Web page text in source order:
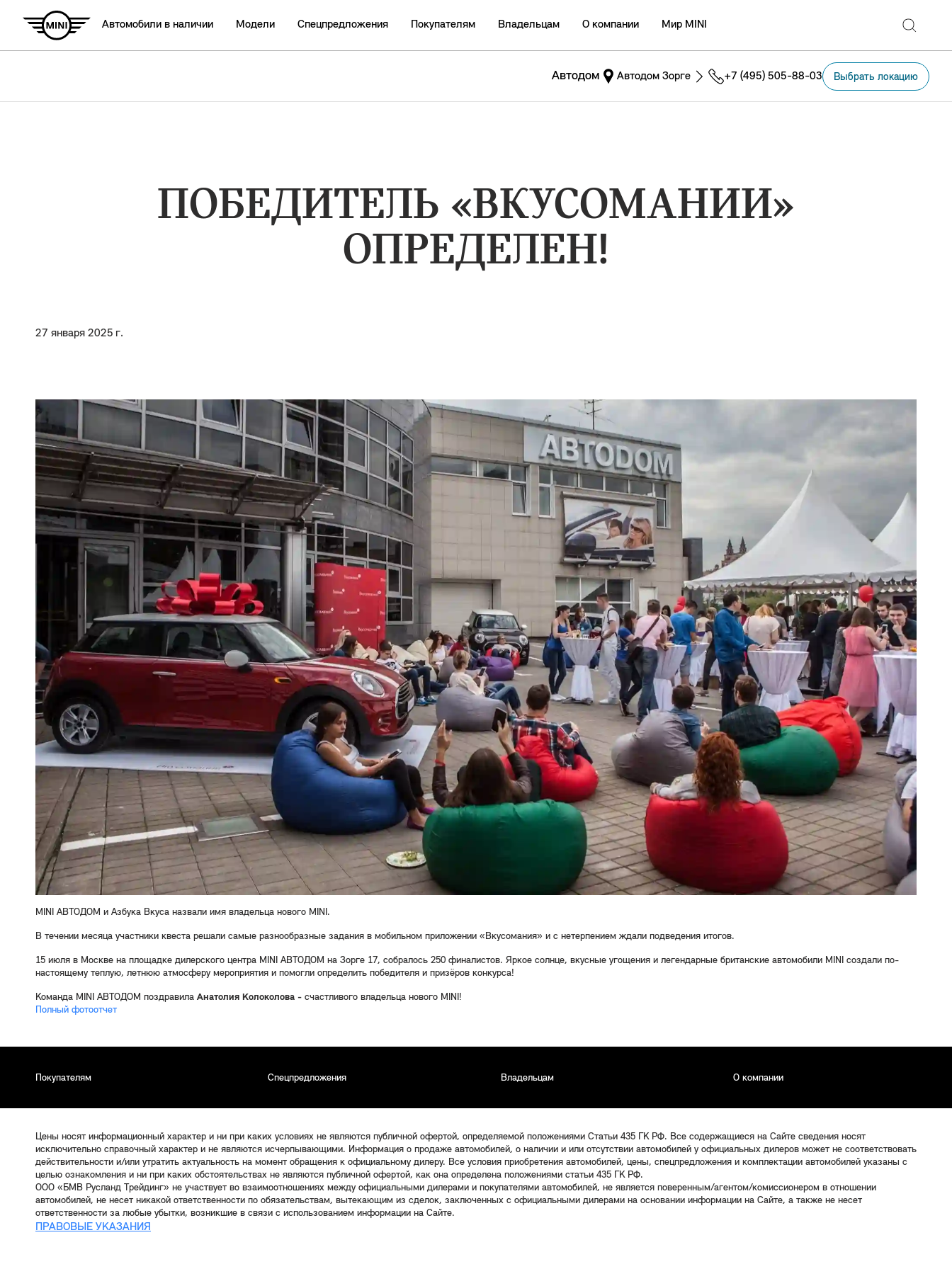
Автодом Выбрать локацию
Автодом Зорге +7 (495) 505-88-03
Автомобили в наличии Модели Спецпредложения Покупателям Владельцам О компании Мир MINI
ПОБЕДИТЕЛЬ «ВКУСОМАНИИ»
ОПРЕДЕЛЕН!
27 января 2025 г.
MINI АВТОДОМ и Азбука Вкуса назвали имя владельца нового MINI.
В течении месяца участники квеста решали самые разнообразные задания в мобильном приложении «Вкусомания» и с нетерпением ждали подведения итогов.
15 июля в Москве на площадке дилерского центра MINI АВТОДOM на Зорге 17, собралось 250 финалистов. Яркое солнце, вкусные угощения и легендарные британские автомобили MINI создали по-
настоящему теплую, летнюю атмосферу мероприятия и помогли определить победителя и призёров конкурса!
Команда MINI АВТОДОМ поздравила Анатолия Колоколова - счастливого владельца нового MINI!
Полный фотоотчет
Покупателям Спецпредложения Владельцам О компании
Цены носят информационный характер и ни при каких условиях не являются публичной офертой, определяемой положениями Статьи 435 ГК РФ. Все содержащиеся на Сайте сведения носят
исключительно справочный характер и не являются исчерпывающими. Информация о продаже автомобилей, о наличии и или отсутствии автомобилей у официальных дилеров может не соответствовать
действительности и/или утратить актуальность на момент обращения к официальному дилеру. Все условия приобретения автомобилей, цены, спецпредложения и комплектации автомобилей указаны с
целью ознакомления и ни при каких обстоятельствах не являются публичной офертой, как она определена положениями статьи 435 ГК РФ.
ООО «БМВ Русланд Трейдинг» не участвует во взаимоотношениях между официальными дилерами и покупателями автомобилей, не является поверенным/агентом/комиссионером в отношении
автомобилей, не несет никакой ответственности по обязательствам, вытекающим из сделок, заключенных с официальными дилерами на основании информации на Сайте, а также не несет
ответственности за любые убытки, возникшие в связи с использованием информации на Сайте.
ПРАВОВЫЕ УКАЗАНИЯ